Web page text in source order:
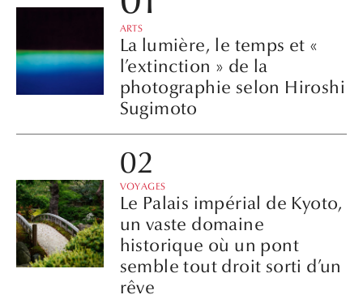
ARTS
La lumière, le temps et «
l’extinction » de la
photographie selon Hiroshi
Sugimoto
VOYAGES
Le Palais impérial de Kyoto,
un vaste domaine
historique où un pont
semble tout droit sorti d’un
rêve